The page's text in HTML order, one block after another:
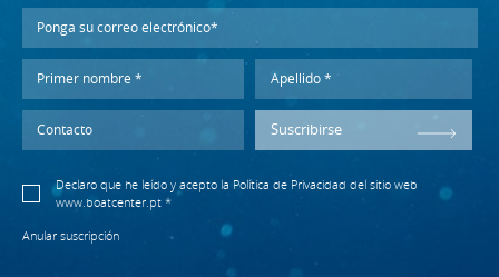
Suscribirse
Declaro que he leído y acepto la Política de Privacidad del sitio web
www.boatcenter.pt *
Anular suscripción